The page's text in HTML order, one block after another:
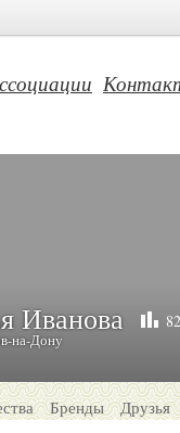
Иванова
на-Дону
Бренды Друзья